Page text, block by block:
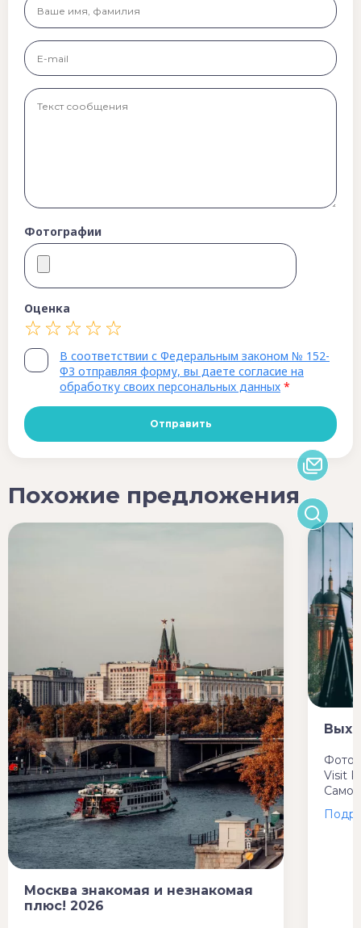
Фотографии
Оценка
В соответствии с Федеральным законом № 152-
ФЗ отправляя форму, вы даете согласие на
обработку своих персональных данных *
Похожие предложения
Москва знакомая и незнакомая
плюс! 2026
Visit